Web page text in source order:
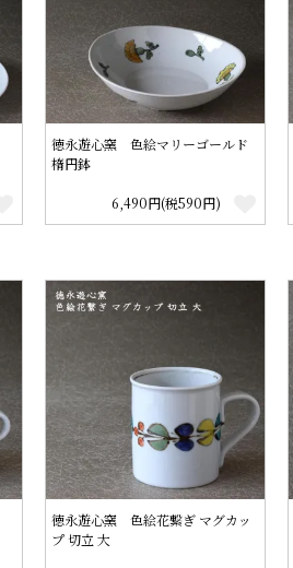
徳永遊心窯 色絵マリーゴールド
楕円鉢
6,490円(税590円)
徳永遊心窯 色絵花繋ぎ マグカッ
プ 切立 大